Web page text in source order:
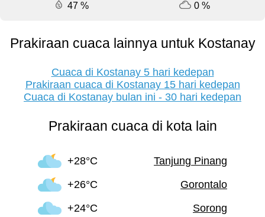
47 %
0 %
Prakiraan cuaca lainnya untuk Kostanay
Cuaca di Kostanay 5 hari kedepan
Prakiraan cuaca di Kostanay 15 hari kedepan
Cuaca di Kostanay bulan ini - 30 hari kedepan
Prakiraan cuaca di kota lain
+28°C
Tanjung Pinang
+26°C
Gorontalo
+24°C
Sorong